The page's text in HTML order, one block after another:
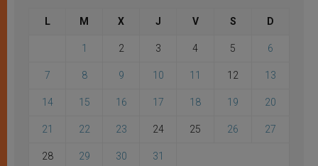
L M X J V S D
1 2 3 4 5 6
7 8 9 10 11 12 13
14 15 16 17 18 19 20
21 22 23 24 25 26 27
28 29 30 31